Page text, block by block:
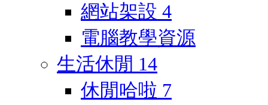
網站架設 4
電腦教學資源
生活休閒 14
休閒哈啦 7